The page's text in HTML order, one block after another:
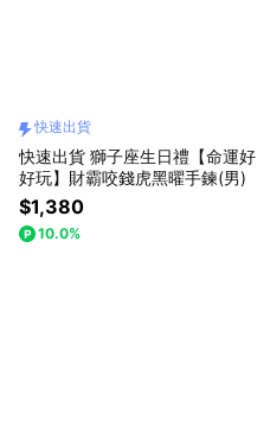
快速出貨
快速出貨 獅子座生日禮【命運好
好玩】財霸咬錢虎黑曜手鍊(男)
$1,380
10.0%